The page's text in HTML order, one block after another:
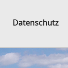
Datenschutz